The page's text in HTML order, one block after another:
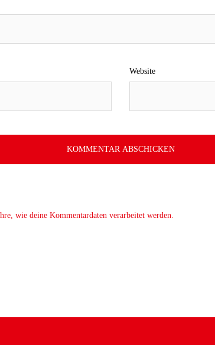
Website
wie deine Kommentardaten verarbeitet werden.